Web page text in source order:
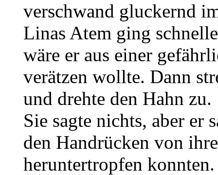
verschwand gluckernd
Linas Atem ging
wäre er aus einer
verätzen wollte. Dann
und drehte den Hahn zu.
Sie sagte nichts, aber er
den Handrücken von
heruntertropfen